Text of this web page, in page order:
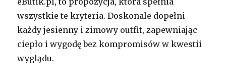
wszystkie te kryteria. Doskonale dopełni
każdy jesienny i zimowy outfit, zapewniając
ciepło i wygodę bez kompromisów w kwestii
wyglądu.